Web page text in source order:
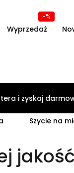
Wyprzedaż
-%
Kategorie
Szycie na
i zyskaj